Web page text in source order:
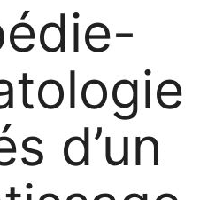
d’un